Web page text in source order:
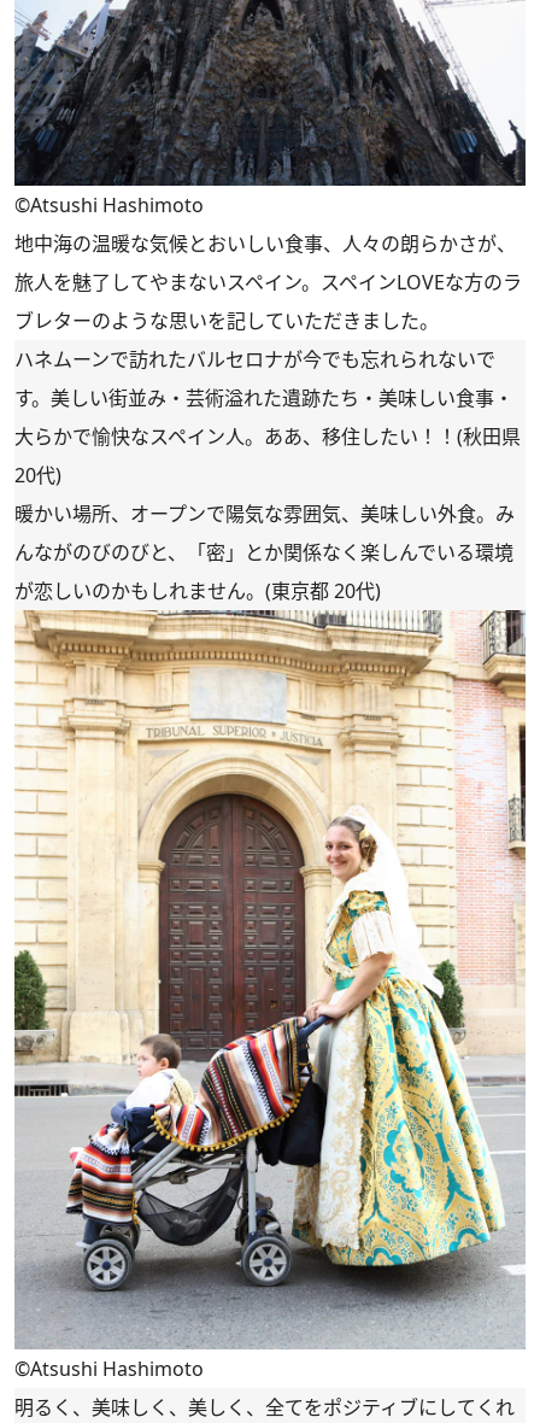
©Atsushi Hashimoto
地中海の温暖な気候とおいしい食事、人々の朗らかさが、
旅人を魅了してやまないスペイン。スペインLOVEな方のラ
ブレターのような思いを記していただきました。
ハネムーンで訪れたバルセロナが今でも忘れられないで
す。美しい街並み・芸術溢れた遺跡たち・美味しい食事・
大らかで愉快なスペイン人。ああ、移住したい！！(秋田県
20代)
暖かい場所、オープンで陽気な雰囲気、美味しい外食。み
んながのびのびと、「密」とか関係なく楽しんでいる環境
が恋しいのかもしれません。(東京都 20代)
©Atsushi Hashimoto
明るく、美味しく、美しく、全てをポジティブにしてくれ